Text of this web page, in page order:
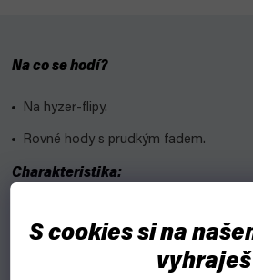
S cookies si na
vyhraješ
Na co se hodí?
Na hyzer-flipy.
Rovné hody s prudkým fadem.
Charakteristika: